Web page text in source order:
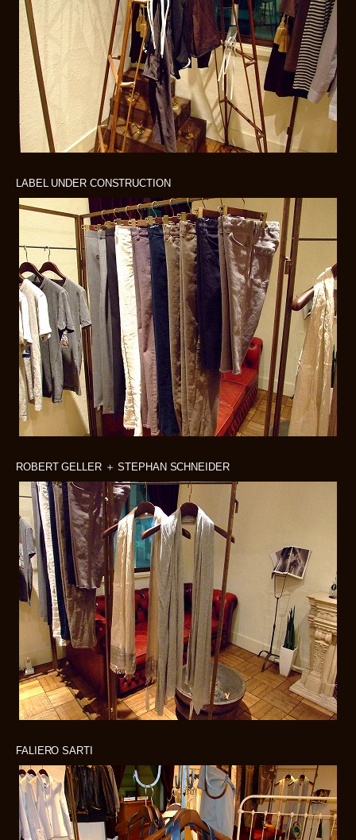
LABEL UNDER CONSTRUCTION
ROBERT GELLER ＋ STEPHAN SCHNEIDER
FALIERO SARTI